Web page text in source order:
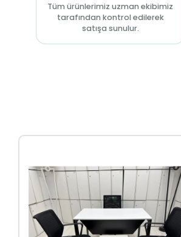
Tüm ürünlerimiz uzman ekibimiz
tarafından kontrol edilerek
satışa sunulur.